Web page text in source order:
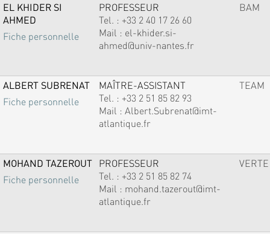
EL KHIDER SI
AHMED
Fiche personnelle
PROFESSEUR
Tel. : +33 2 40 17 26 60
Mail : el-khider.si-
ahmed@univ-nantes.fr
BAM
ALBERT SUBRENAT
Fiche personnelle
MAÎTRE-ASSISTANT
Tel. : +33 2 51 85 82 93
Mail : Albert.Subrenat@imt-
atlantique.fr
TEAM
MOHAND TAZEROUT
Fiche personnelle
PROFESSEUR
Tel. : +33 2 51 85 82 74
Mail : mohand.tazerout@imt-
atlantique.fr
VERTE